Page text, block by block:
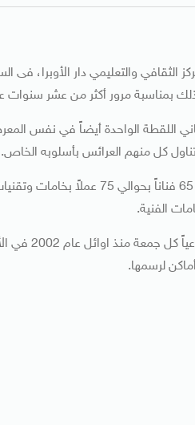
الثقافي والتعليمي دار
بمناسبة مرور أكثر من عشر
اللقطة الواحدة أيضاً في نفس
كل منهم العرائس بأسلوبه الخاص.
يبلغ عدد المشاركين في المعرض،
الفنية.
ويرسم
لرسمها.